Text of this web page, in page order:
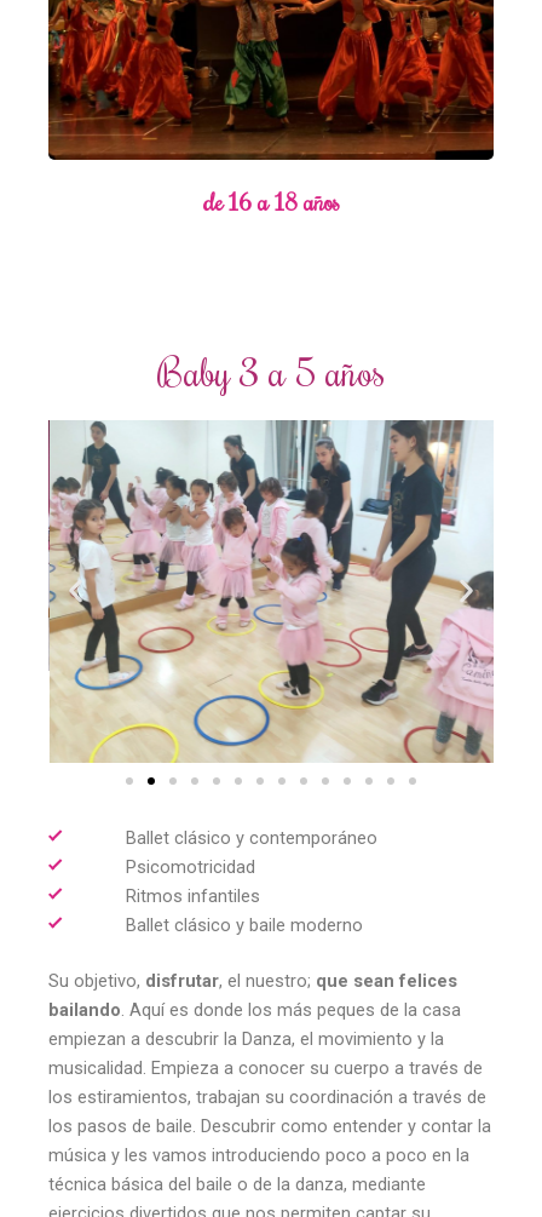
de 16 a 18 años
Baby 3 a 5 años
Ballet clásico y contemporáneo
Psicomotricidad
Ritmos infantiles
Ballet clásico y baile moderno
Su objetivo, disfrutar, el nuestro; que sean felices
bailando. Aquí es donde los más peques de la casa
empiezan a descubrir la Danza, el movimiento y la
musicalidad. Empieza a conocer su cuerpo a través de
los estiramientos, trabajan su coordinación a través de
los pasos de baile. Descubrir como entender y contar la
música y les vamos introduciendo poco a poco en la
técnica básica del baile o de la danza, mediante